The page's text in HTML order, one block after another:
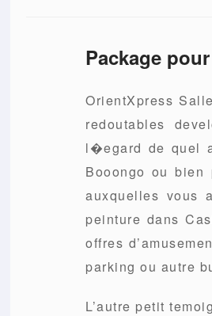
Package
OrientXpress
redoutables
l�egard de quel
Booongo ou
auxquelles vous
peinture dans
offres
parking ou autre
L’autre petit